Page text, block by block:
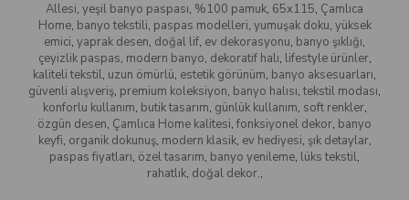
Allesi, yeşil banyo paspası, %100 pamuk, 65x115, Çamlıca
Home, banyo tekstili, paspas modelleri, yumuşak doku, yüksek
emici, yaprak desen, doğal lif, ev dekorasyonu, banyo şıklığı,
çeyizlik paspas, modern banyo, dekoratif halı, lifestyle ürünler,
kaliteli tekstil, uzun ömürlü, estetik görünüm, banyo aksesuarları,
güvenli alışveriş, premium koleksiyon, banyo halısı, tekstil modası,
konforlu kullanım, butik tasarım, günlük kullanım, soft renkler,
özgün desen, Çamlıca Home kalitesi, fonksiyonel dekor, banyo
keyfi, organik dokunuş, modern klasik, ev hediyesi, şık detaylar,
paspas fiyatları, özel tasarım, banyo yenileme, lüks tekstil,
rahatlık, doğal dekor.,